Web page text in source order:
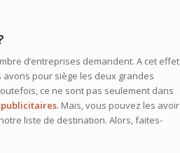
d’entreprises demandent. A cet effet
pour siège les deux grandes
ce ne sont pas seulement dans
. Mais, vous pouvez les avoir
liste de destination. Alors, faites-